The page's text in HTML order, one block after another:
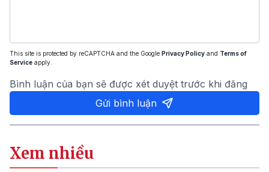
This site is protected by reCAPTCHA and the Google Privacy Policy and Terms of
Service apply.
Bình luận của bạn sẽ được xét duyệt trước khi đăng
Gửi bình luận
Xem nhiều